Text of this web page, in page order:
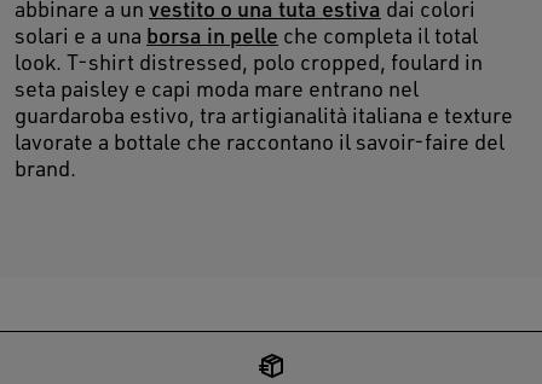
abbinare a un vestito o una tuta estiva dai colori
solari e a una borsa in pelle che completa il total
look. T-shirt distressed, polo cropped, foulard in
seta paisley e capi moda mare entrano nel
guardaroba estivo, tra artigianalità italiana e texture
lavorate a bottale che raccontano il savoir-faire del
brand.